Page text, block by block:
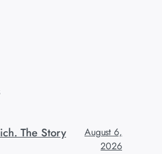
The Story
August 6,
2026